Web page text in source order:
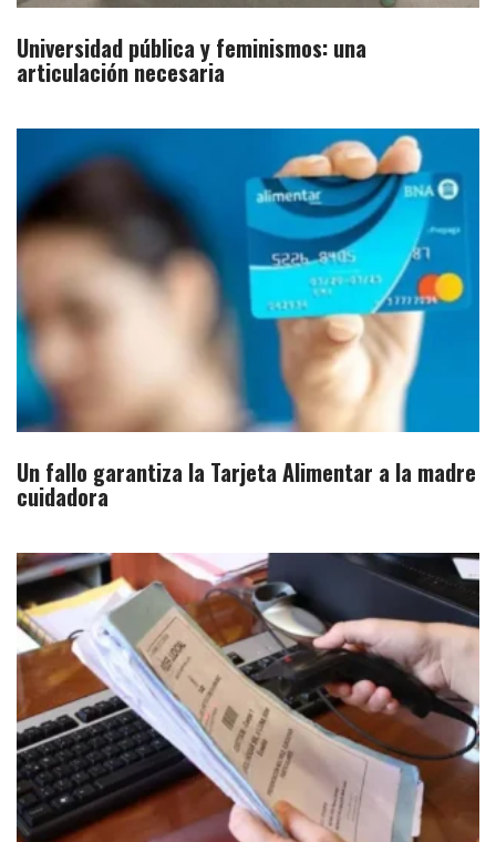
Universidad pública y feminismos: una
articulación necesaria
Un fallo garantiza la Tarjeta Alimentar a la madre
cuidadora